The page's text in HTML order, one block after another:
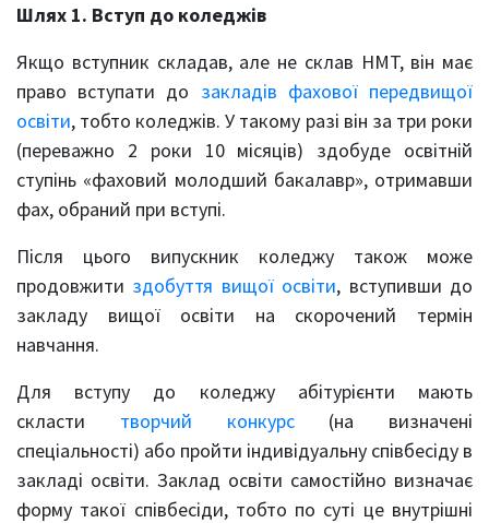
Шлях 1. Вступ до коледжів
Якщо вступник складав, але не склав НМТ, він має
право вступати до закладів фахової передвищої
освіти, тобто коледжів. У такому разі він за три роки
(переважно 2 роки 10 місяців) здобуде освітній
ступінь «фаховий молодший бакалавр», отримавши
фах, обраний при вступі.
Після цього випускник коледжу також може
продовжити здобуття вищої освіти, вступивши до
закладу вищої освіти на скорочений термін
навчання.
Для вступу до коледжу абітурієнти мають
скласти творчий конкурс(на визначені
спеціальності) або пройти індивідуальну співбесіду в
закладі освіти. Заклад освіти самостійно визначає
форму такої співбесіди, тобто по суті це внутрішні